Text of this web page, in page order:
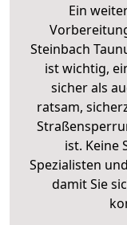
Ein
Steinbach
ist wichtig,
sicher als
ratsam,
ist. Keine
Spezialisten
damit Sie